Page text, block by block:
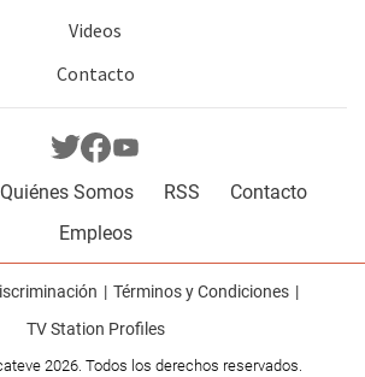
Videos
Contacto
Quiénes Somos RSS
Contacto
Empleos
Términos y Condiciones
TV Station Profiles
2026. Todos los derechos reservados.